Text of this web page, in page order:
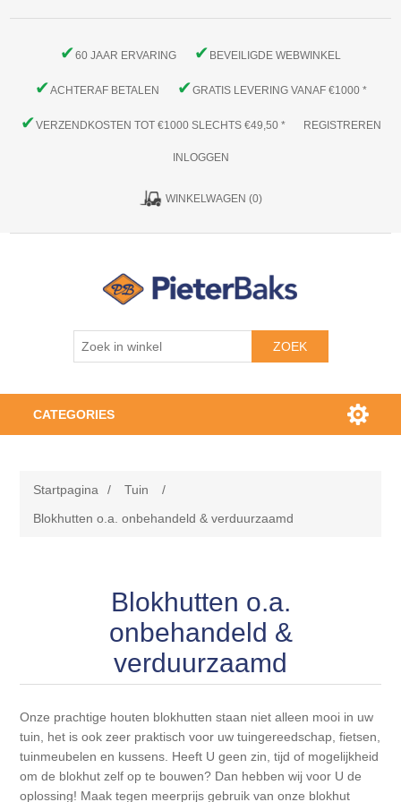
✔60 JAAR ERVARING ✔ BEVEILIGDE WEBWINKEL
✔ACHTERAF BETALEN ✔GRATIS LEVERING VANAF €1000 *
✔VERZENDKOSTEN TOT €1000 SLECHTS €49,50 * REGISTREREN
INLOGGEN
WINKELWAGEN (0)
ZOEK
CATEGORIES
Vurenhout
Vurenhout NE kwinta, klasse C geschaafd midden
maten
Vurenhout NE kwinta, klasse C geschaafd zware balk
maten
Eikenhout (vers-fijnbezaagd)
(Tropisch) loofhout o.a. (terras-vlonder-antislip)
planken, balken, palen, liggers en damwand
Vloerdelen
PLAATMATERIAAL
Multiplex Interieur platen
Toebehoren gipsplaten
Gipsvezelplaten
Gipsvezelplaten
Toebehoren gipsvezelplaten
Metalstud wandprofielen
Bouwstenen & blokken
Tuinplanken & rabbatdelen o.a. verduurzaamd
(tropisch) loofhout
Tuinpalen, staanders & liggers, regels o.a.
verduurzaamd naaldhout, douglas, eiken vers-
fijnbezaagd en (tropisch) loofhout
GEVELBEKLEDING
Gevelbekleding hout
Gevelbekleding (multiplexen & mdf) platen
VLOEREN
Laminaat vloeren
WAND & PLAFOND
Startpagina / Tuin
/
Blokhutten o.a. onbehandeld & verduurzaamd
Blokhutten o.a.
onbehandeld &
verduurzaamd
Onze prachtige houten blokhutten staan niet alleen mooi in uw
tuin, het is ook zeer praktisch voor uw tuingereedschap, fietsen,
tuinmeubelen en kussens. Heeft U geen zin, tijd of mogelijkheid
om de blokhut zelf op te bouwen? Dan hebben wij voor U de
oplossing! Maak tegen meerprijs gebruik van onze blokhut